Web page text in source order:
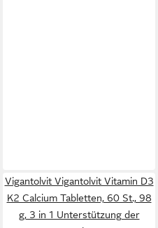
Vigantolvit Vigantolvit Vitamin D3
K2 Calcium Tabletten, 60 St., 98
g, 3 in 1 Unterstützung der